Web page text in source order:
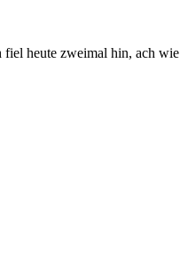
heute zweimal hin, ach wie